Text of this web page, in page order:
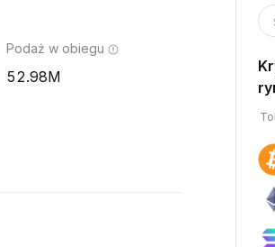
Podaż w obiegu
52.98M